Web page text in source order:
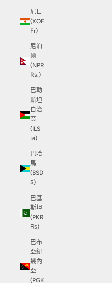
尼日
(XOF
Fr)
尼泊
爾
(NPR
Rs.)
巴勒
斯坦
自治
區
(ILS
₪)
巴哈
馬
(BSD
$)
巴基
斯坦
(PKR
₨)
巴布
亞紐
幾內
亞
(PGK